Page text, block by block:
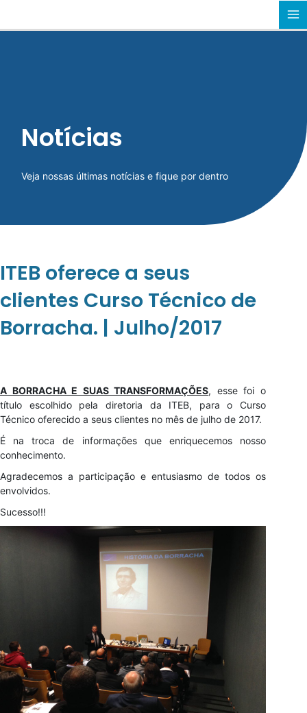
Notícias
Veja nossas últimas notícias e fique por dentro
ITEB oferece a seus
clientes Curso Técnico de
Borracha. | Julho/2017
A BORRACHA E SUAS TRANSFORMAÇÕES, esse foi o
título escolhido pela diretoria da ITEB, para o Curso
Técnico oferecido a seus clientes no mês de julho de 2017.
É na troca de informações que enriquecemos nosso
conhecimento.
Agradecemos a participação e entusiasmo de todos os
envolvidos.
Sucesso!!!